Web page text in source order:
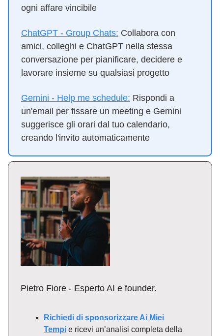
ogni affare vincibile
ChatGPT - Group Chats: Collabora con
amici, colleghi e ChatGPT nella stessa
conversazione per pianificare, decidere e
lavorare insieme su qualsiasi progetto
Gemini - Help me schedule: Rispondi a
un'email per fissare un meeting e Gemini
suggerisce gli orari dal tuo calendario,
creando l'invito automaticamente
Pietro Fiore - Esperto AI e founder.
Richiedi di sponsorizzare Ai Miei
Tempi e ricevi un’analisi completa della